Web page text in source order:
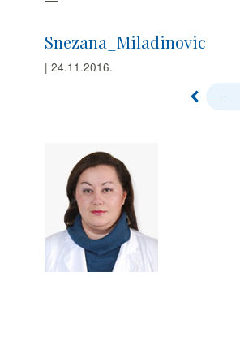
Snezana_Miladinovic
| 24.11.2016.